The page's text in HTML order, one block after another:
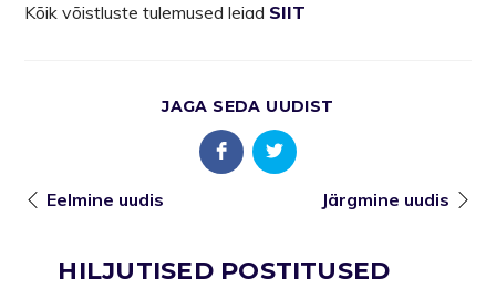
Kõik võistluste tulemused leiad SIIT
JAGA SEDA UUDIST
Eelmine uudis Järgmine uudis
HILJUTISED POSTITUSED